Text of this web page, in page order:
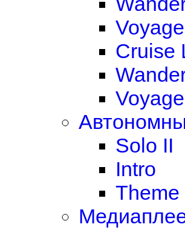
Voyage
Cruise
Solo II
Intro
Theme